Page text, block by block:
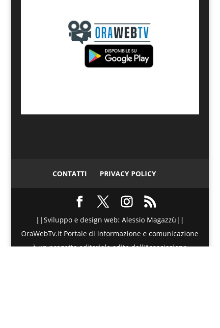
CONTATTI PRIVACY POLICY
||Sviluppo e design web: Alessio Magazzù||
OraWebTv.it Portale di informazione e comunicazione
è un progetto editoriale edito dall'Associazione